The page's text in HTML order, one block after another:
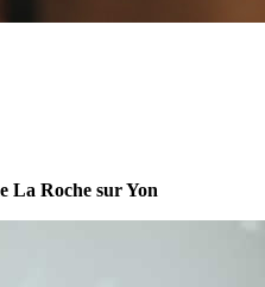
La Roche sur Yon